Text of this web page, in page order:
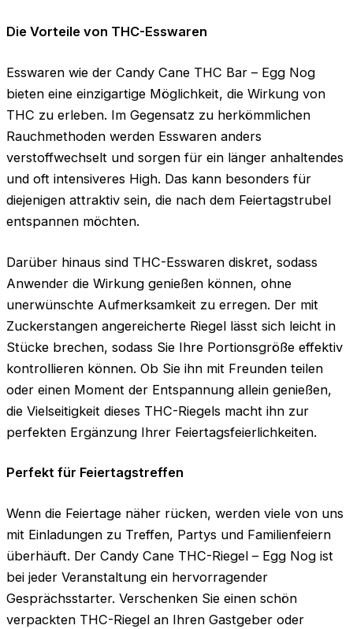
Die Vorteile von THC-Esswaren
Esswaren wie der Candy Cane THC Bar – Egg Nog
bieten eine einzigartige Möglichkeit, die Wirkung von
THC zu erleben. Im Gegensatz zu herkömmlichen
Rauchmethoden werden Esswaren anders
verstoffwechselt und sorgen für ein länger anhaltendes
und oft intensiveres High. Das kann besonders für
diejenigen attraktiv sein, die nach dem Feiertagstrubel
entspannen möchten.
Darüber hinaus sind THC-Esswaren diskret, sodass
Anwender die Wirkung genießen können, ohne
unerwünschte Aufmerksamkeit zu erregen. Der mit
Zuckerstangen angereicherte Riegel lässt sich leicht in
Stücke brechen, sodass Sie Ihre Portionsgröße effektiv
kontrollieren können. Ob Sie ihn mit Freunden teilen
oder einen Moment der Entspannung allein genießen,
die Vielseitigkeit dieses THC-Riegels macht ihn zur
perfekten Ergänzung Ihrer Feiertagsfeierlichkeiten.
Perfekt für Feiertagstreffen
Wenn die Feiertage näher rücken, werden viele von uns
mit Einladungen zu Treffen, Partys und Familienfeiern
überhäuft. Der Candy Cane THC-Riegel – Egg Nog ist
bei jeder Veranstaltung ein hervorragender
Gesprächsstarter. Verschenken Sie einen schön
verpackten THC-Riegel an Ihren Gastgeber oder